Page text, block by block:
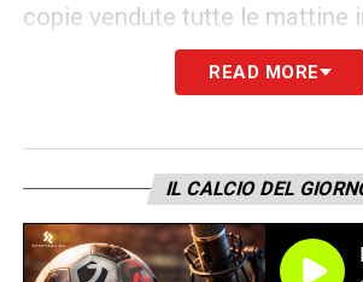
copie vendute tutte le mattine
un’anteprima dei principali
essere consultata già dalla
READ MORE
IL CALCIO DEL